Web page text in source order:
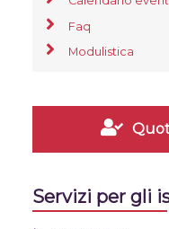
Faq
Modulistica
Servizi per gli